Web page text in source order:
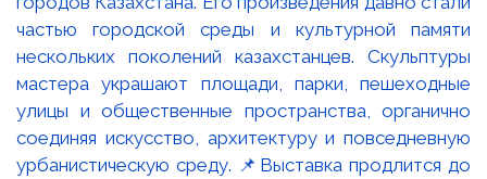
частью городской среды и культурной памяти
нескольких поколений казахстанцев. Скульптуры
мастера украшают площади, парки, пешеходные
улицы и общественные пространства, органично
соединяя искусство, архитектуру и повседневную
урбанистическую среду. 📌Выставка продлится до